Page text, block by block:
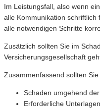
Im Leistungsfall, also wenn
alle Kommunikation
alle notwendigen Schritte
Zusätzlich sollten Sie im
Versicherungsgesellschaft
Zusammenfassend sollten
Schaden umgehend
Erforderliche